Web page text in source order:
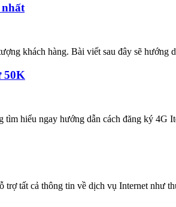
nhất
khách hàng. Bài viết sau đây sẽ hướng
50K
hiểu ngay hướng dẫn cách đăng ký 4G
tất cả thông tin về dịch vụ Internet như